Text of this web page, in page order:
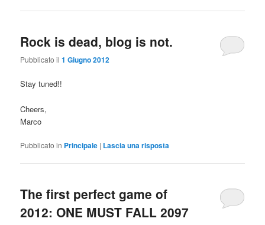
Rock is dead, blog is not.
Pubblicato il1 Giugno 2012
Stay tuned!!
Cheers,
Marco
Pubblicato in Principale | Lascia una risposta
The first perfect game of
2012: ONE MUST FALL 2097